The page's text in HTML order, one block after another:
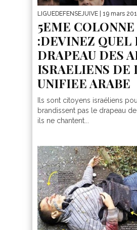
LIGUEDEFENSEJUIVE | 19 mars
5EME COLONNE
:DEVINEZ QUEL
DRAPEAU DES
ISRAELIENS DE
UNIFIEE ARABE
Ils sont citoyens israéliens
brandissent pas le drapeau de
ils ne chantent...